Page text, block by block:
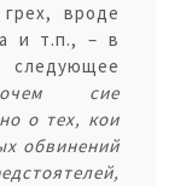
вроде
и т.п., – в
сие
о тех, кои
обвинений